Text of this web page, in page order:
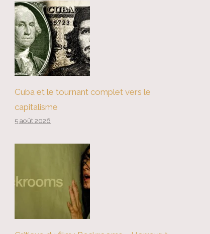
Cuba et le tournant complet vers le
capitalisme
5 août 2026